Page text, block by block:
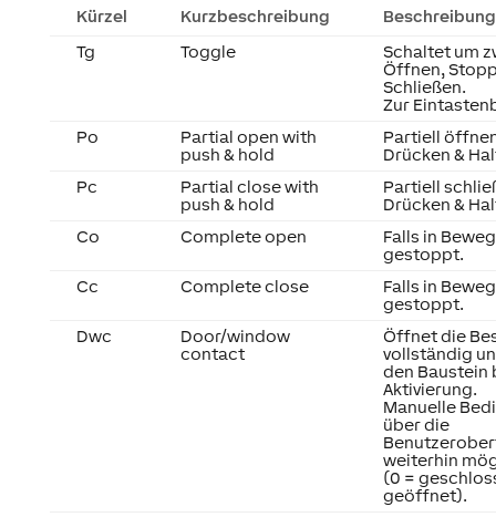
Kürzel Kurzbeschreibung
Beschreibung
Tg
Toggle
Schaltet um
Öffnen,
Schließen.
Zur
Po
Partial open with
push & hold
Partiell
Drücken &
Pc
Partial close with
push & hold
Partiell
Drücken &
Co
Complete open
Falls in
gestoppt.
Cc
Complete close
Falls in
gestoppt.
Dwc
Door/window
contact
Öffnet die
vollständig
den Baustein
Aktivierung.
Manuelle
über die
weiterhin
(0 =
geöffnet).